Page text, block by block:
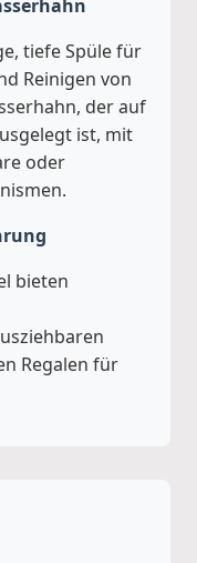
tiefe Spüle für
Reinigen von
der auf
ist, mit
oder
bieten
Regalen für